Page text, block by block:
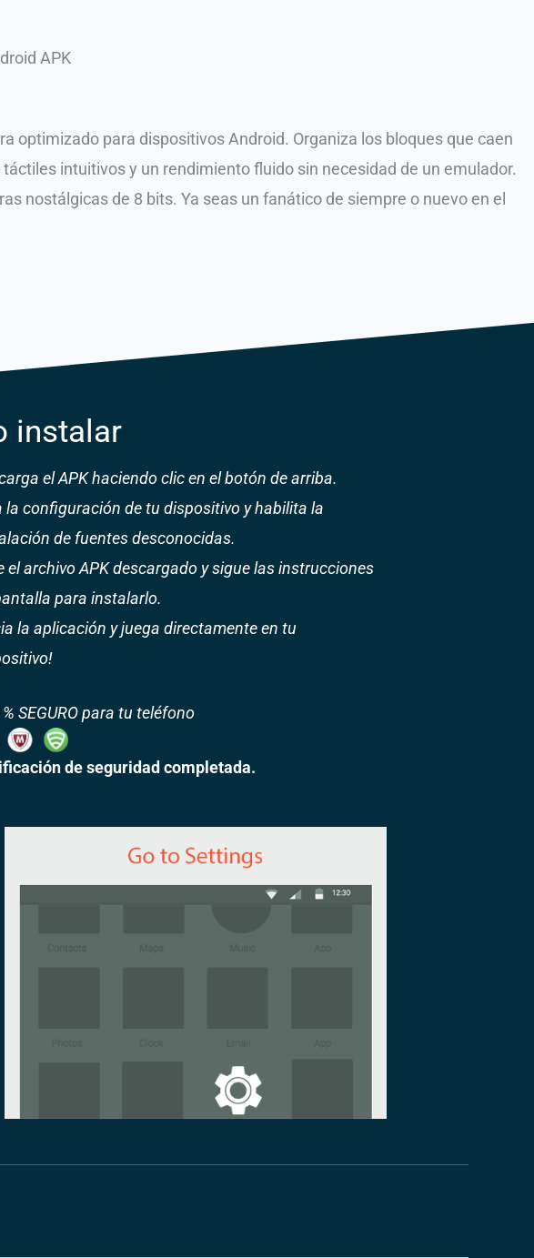
optimizado para dispositivos Android. Organiza los bloques que caen
intuitivos y un rendimiento fluido sin necesidad de un emulador.
nostálgicas de 8 bits. Ya seas un fanático de siempre o nuevo en el
instalar
el APK haciendo clic en el botón de arriba.
la configuración de tu dispositivo y habilita la
de fuentes desconocidas.
el archivo APK descargado y sigue las instrucciones
para instalarlo.
la aplicación y juega directamente en tu
SEGURO para tu teléfono
de seguridad completada.